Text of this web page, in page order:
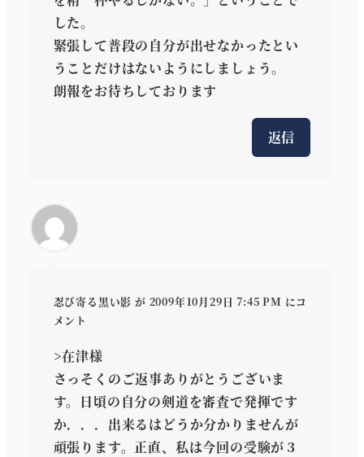
した。
緊張して普段の自分が出せなかったとい
うことだけはないようにしましょう。
朗報をお待ちしております
返信
忍び寄る黒い影 が 2009年10月29日 7:45 PM にコ
メント
>在津様
さっそくのご返事ありがとうございま
す。日頃の自分の剣道を審査で発揮です
か．．．出来るはどうか分かりませんが
頑張ります。正直、私は今回の受験が３